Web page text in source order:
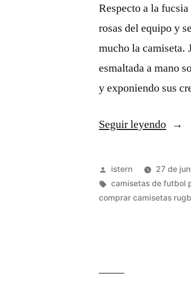
Respecto a la
rosas del equipo y
mucho la camiseta.
esmaltada a mano
y exponiendo sus
Seguir leyendo
Publicado
por
istern 27 de
Etiquetas:
camisetas de futbol
comprar camisetas